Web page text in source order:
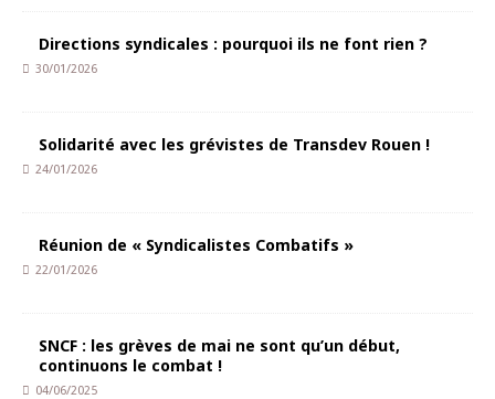
Directions syndicales : pourquoi ils ne font rien ?
30/01/2026
Solidarité avec les grévistes de Transdev Rouen !
24/01/2026
Réunion de « Syndicalistes Combatifs »
22/01/2026
SNCF : les grèves de mai ne sont qu’un début,
continuons le combat !
04/06/2025